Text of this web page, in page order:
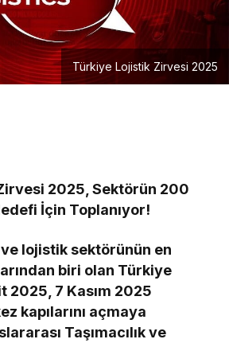
Türkiye Lojistik Zirvesi 2025
2025, Sektörün 200
İçin Toplanıyor!
ve lojistik sektörünün en
biri olan Türkiye
2025, 7 Kasım 2025
kapılarını açmaya
Taşımacılık ve